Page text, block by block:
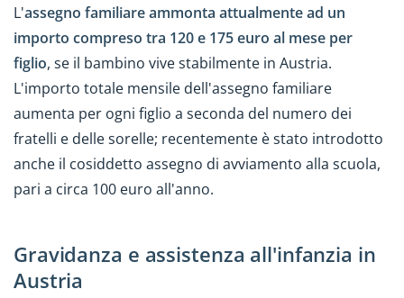
L'assegno familiare ammonta attualmente ad un
importo compreso tra 120 e 175 euro al mese per
figlio, se il bambino vive stabilmente in Austria.
L'importo totale mensile dell'assegno familiare
aumenta per ogni figlio a seconda del numero dei
fratelli e delle sorelle; recentemente è stato introdotto
anche il cosiddetto assegno di avviamento alla scuola,
pari a circa 100 euro all'anno.
Gravidanza e assistenza all'infanzia in
Austria